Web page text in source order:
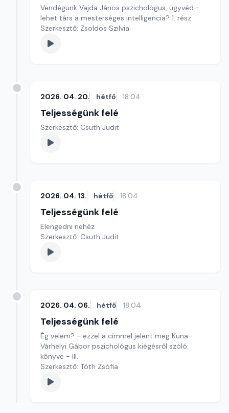
Vendégünk Vajda János pszichológus, ügyvéd -
lehet társ a mesterséges intelligencia? 1. rész
Szerkesztő: Zsoldos Szilvia
2026. 04. 20. hétfő 18:04
Teljességünk felé
Szerkesztő: Csuth Judit
2026. 04. 13. hétfő 18:04
Teljességünk felé
Elengedni nehéz
Szerkesztő: Csuth Judit
2026. 04. 06. hétfő 18:04
Teljességünk felé
Ég velem? - ezzel a címmel jelent meg Kuna-
Várhelyi Gábor pszichológus kiégésről szóló
könyve - III.
Szerkesztő: Tóth Zsófia